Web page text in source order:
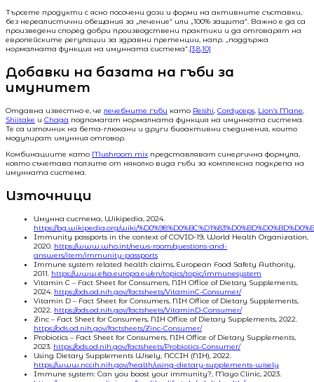
Търсете продукти с ясно посочени дози и форми на активните съставки,
без нереалистични обещания за „лечение“ или „100% защита“. Важно е да са
произведени според добри производствени практики и да отговарят на
европейските регулации за здравни претенции, напр. „поддържа
нормалната функция на имунната система“.[3,8,10]
Добавки на базата на гъби за
имунитет
Отдавна известно е, челечебните гъби като Reishi, Cordyceps, Lion’s Mane,
Shiitake и Chaga подпомагат нормалната функция на имунната система.
Те са източник на бета-глюкани и други биоактивни съединения, които
модулират имунния отговор.
Комбинациите като Mushroom mix представляват синергична формула,
която съчетава ползите от няколко вида гъби за комплексна подкрепа на
имунната система.
Източници
Имунна система, Wikipedia, 2024.
https://bg.wikipedia.org/wiki/
Immunity passports in the context of COVID-19, World Health Organization,
2020. https://www.who.int/news-room/questions-and-
answers/item/immunity-passports
Immune system related health claims, European Food Safety Authority,
2011. https://www.efsa.europa.eu/en/topics/topic/immunesystem
Vitamin C – Fact Sheet for Consumers, NIH Office of Dietary Supplements,
2024. https://ods.od.nih.gov/factsheets/VitaminC-Consumer/
Vitamin D – Fact Sheet for Consumers, NIH Office of Dietary Supplements,
2022. https://ods.od.nih.gov/factsheets/VitaminD-Consumer/
Zinc – Fact Sheet for Consumers, NIH Office of Dietary Supplements, 2022.
https://ods.od.nih.gov/factsheets/Zinc-Consumer/
Probiotics – Fact Sheet for Consumers, NIH Office of Dietary Supplements,
2023. https://ods.od.nih.gov/factsheets/Probiotics-Consumer/
Using Dietary Supplements Wisely, NCCIH (NIH), 2022.
https://www.nccih.nih.gov/health/using-dietary-supplements-wisely
Immune system: Can you boost your immunity?, Mayo Clinic, 2023.